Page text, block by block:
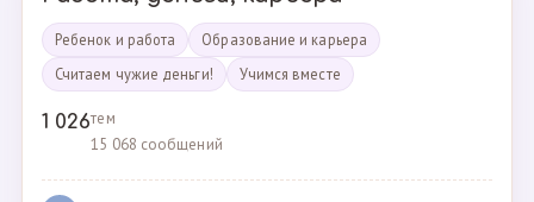
Ребенок и работа
Образование и карьера
Считаем чужие деньги!
Учимся вместе
1 026тем
15 068 сообщений